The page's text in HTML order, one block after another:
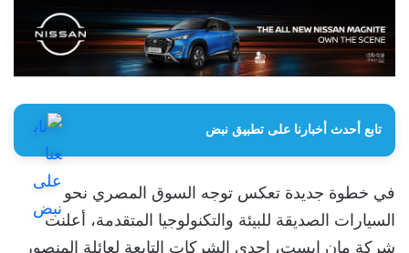
تابع أحدث أخبارنا على تطبيق نبض
في خطوة جديدة تعكس توجه السوق المصري نحو
السيارات الصديقة للبيئة والتكنولوجيا المتقدمة، أعلنت
شركة مان إيست، إحدى الشركات التابعة لعائلة المنصور